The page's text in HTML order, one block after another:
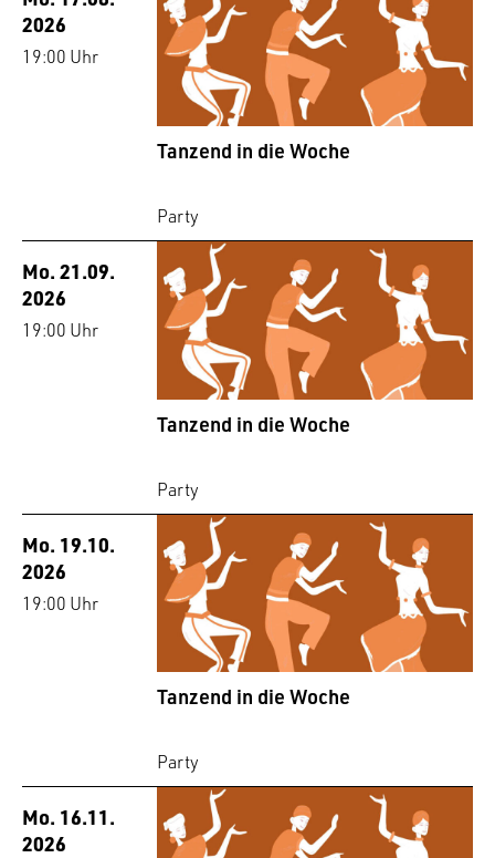
2026
19:00 Uhr
Tanzend in die Woche
Party
Mo. 21.09.
2026
19:00 Uhr
Tanzend in die Woche
Party
Mo. 19.10.
2026
19:00 Uhr
Tanzend in die Woche
Party
Mo. 16.11.
2026